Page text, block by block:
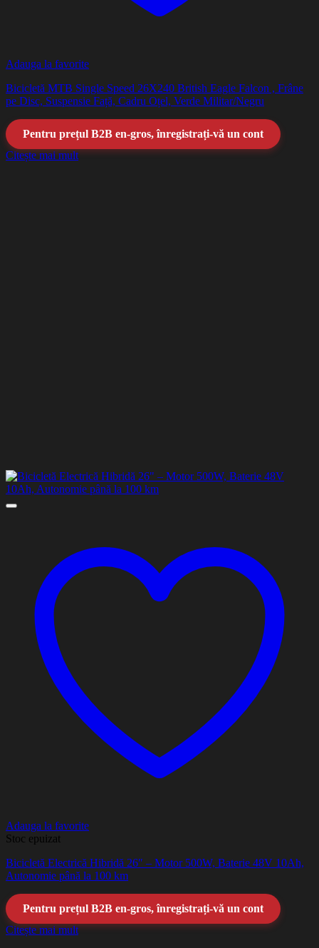
Adauga la favorite
Bicicletă MTB Single Speed 26X240 British Eagle Falcon , Frâne
pe Disc, Suspensie Față, Cadru Oțel, Verde Militar/Negru
Pentru prețul B2B en-gros, înregistrați-vă un cont
Citește mai mult
Adauga la favorite
Stoc epuizat
Bicicletă Electrică Hibridă 26″ – Motor 500W, Baterie 48V 10Ah,
Autonomie până la 100 km
Pentru prețul B2B en-gros, înregistrați-vă un cont
Citește mai mult